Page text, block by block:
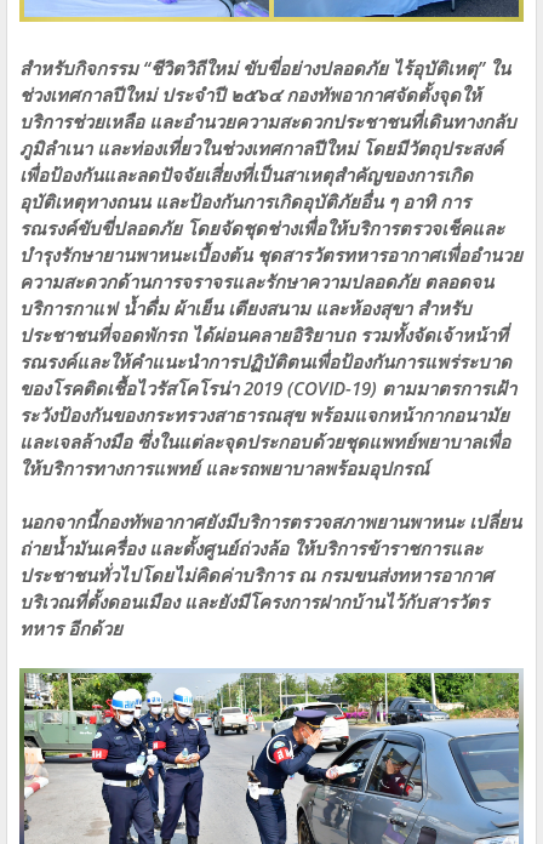
สำหรับกิจกรรม “ชีวิตวิถีใหม่ ขับขี่อย่างปลอดภัย ไร้อุบัติเหตุ” ใน
ช่วงเทศกาลปีใหม่ ประจำปี ๒๕๖๔ กองทัพอากาศจัดตั้งจุดให้
บริการช่วยเหลือ และอำนวยความสะดวกประชาชนที่เดินทางกลับ
ภูมิลำเนา และท่องเที่ยวในช่วงเทศกาลปีใหม่ โดยมีวัตถุประสงค์
เพื่อป้องกันและลดปัจจัยเสี่ยงที่เป็นสาเหตุสำคัญของการเกิด
อุบัติเหตุทางถนน และป้องกันการเกิดอุบัติภัยอื่น ๆ อาทิ การ
รณรงค์ขับขี่ปลอดภัย โดยจัดชุดช่างเพื่อให้บริการตรวจเช็คและ
บำรุงรักษายานพาหนะเบื้องต้น ชุดสารวัตรทหารอากาศเพื่ออำนวย
ความสะดวกด้านการจราจรและรักษาความปลอดภัย ตลอดจน
บริการกาแฟ น้ำดื่ม ผ้าเย็น เตียงสนาม และห้องสุขา สำหรับ
ประชาชนที่จอดพักรถ ได้ผ่อนคลายอิริยาบถ รวมทั้งจัดเจ้าหน้าที่
รณรงค์และให้คำแนะนำการปฏิบัติตนเพื่อป้องกันการแพร่ระบาด
ของโรคติดเชื้อไวรัสโคโรน่า 2019 (COVID-19) ตามมาตรการเฝ้า
ระวังป้องกันของกระทรวงสาธารณสุข พร้อมแจกหน้ากากอนามัย
และเจลล้างมือ ซึ่งในแต่ละจุดประกอบด้วยชุดแพทย์พยาบาลเพื่อ
ให้บริการทางการแพทย์ และรถพยาบาลพร้อมอุปกรณ์
นอกจากนี้กองทัพอากาศยังมีบริการตรวจสภาพยานพาหนะ เปลี่ยน
ถ่ายน้ำมันเครื่อง และตั้งศูนย์ถ่วงล้อ ให้บริการข้าราชการและ
ประชาชนทั่วไปโดยไม่คิดค่าบริการ ณ กรมขนส่งทหารอากาศ
บริเวณที่ตั้งดอนเมือง และยังมีโครงการฝากบ้านไว้กับสารวัตร
ทหาร อีกด้วย